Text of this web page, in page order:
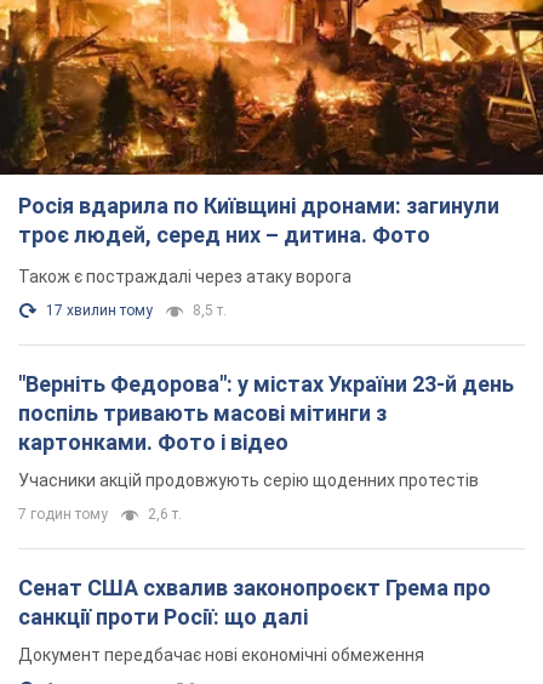
Росія вдарила по Київщині дронами: загинули
троє людей, серед них – дитина. Фото
Також є постраждалі через атаку ворога
17 хвилин тому 8,5 т.
"Верніть Федорова": у містах України 23-й день
поспіль тривають масові мітинги з
картонками. Фото і відео
Учасники акцій продовжують серію щоденних протестів
7 годин тому 2,6 т.
Сенат США схвалив законопроєкт Грема про
санкції проти Росії: що далі
Документ передбачає нові економічні обмеження